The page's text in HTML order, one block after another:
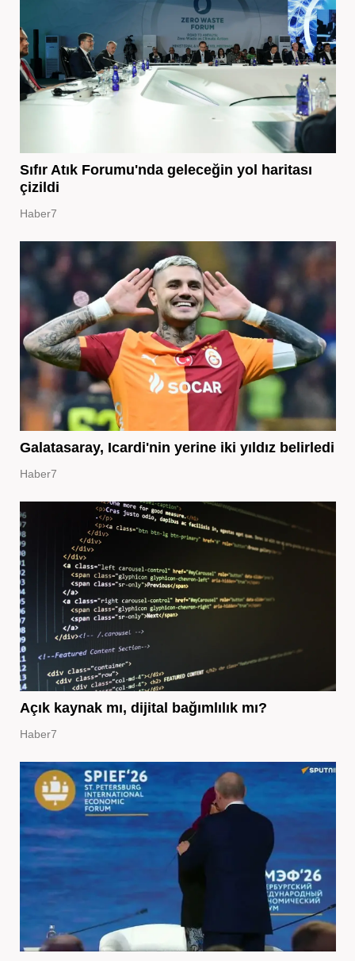
Sıfır Atık Forumu'nda geleceğin yol haritası
çizildi
Haber7
Galatasaray, Icardi'nin yerine iki yıldız belirledi
Haber7
Açık kaynak mı, dijital bağımlılık mı?
Haber7